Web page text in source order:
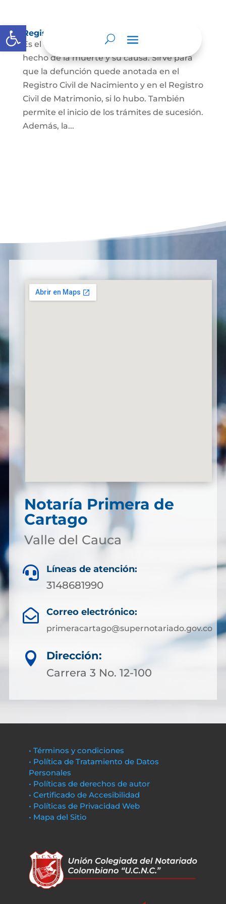
Abrir barra de herramientas
Registro Civil de Defunción
Es el documento público que prueba el
hecho de la muerte y su causa. Sirve para
que la defunción quede anotada en el
Registro Civil de Nacimiento y en el Registro
Civil de Matrimonio, si lo hubo. También
permite el inicio de los trámites de sucesión.
Además, la...
Notaría Primera de
Cartago
Valle del Cauca
 Líneas de atención:
3148681990
 Correo electrónico:
primeracartago@supernotariado.gov.co

Dirección:
Carrera 3 No. 12-100
• Términos y condiciones
• Política de Tratamiento de Datos
Personales
• Políticas de derechos de autor
• Certificado de Accesibilidad
• Políticas de Privacidad Web
• Mapa del Sitio